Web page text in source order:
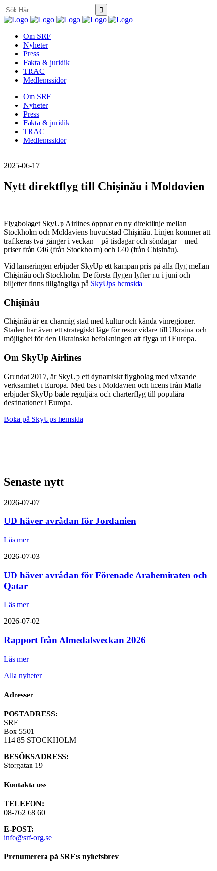
Search
for:
Om SRF
Nyheter
Press
Fakta & juridik
TRAC
Medlemssidor
Om SRF
Nyheter
Press
Fakta & juridik
TRAC
Medlemssidor
2025-06-17
Nytt direktflyg till Chișinău i Moldovien
Flygbolaget SkyUp Airlines öppnar en ny direktlinje mellan
Stockholm och Moldaviens huvudstad Chișinău. Linjen kommer att
trafikeras två gånger i veckan – på tisdagar och söndagar – med
priser från €46 (från Stockholm) och €40 (från Chișinău).
Vid lanseringen erbjuder SkyUp ett kampanjpris på alla flyg mellan
Chișinău och Stockholm. De första flygen lyfter nu i juni och
biljetter finns tillgängliga på SkyUps hemsida
Chișinău
Chișinău är en charmig stad med kultur och kända vinregioner.
Staden har även ett strategiskt läge för resor vidare till Ukraina och
möjlighet för den Ukrainska befolkningen att flyga ut i Europa.
Om SkyUp Airlines
Grundat 2017, är SkyUp ett dynamiskt flygbolag med växande
verksamhet i Europa. Med bas i Moldavien och licens från Malta
erbjuder SkyUp både reguljära och charterflyg till populära
destinationer i Europa.
Boka på SkyUps hemsida
Senaste nytt
2026-07-07
UD häver avrådan för Jordanien
Läs mer
2026-07-03
UD häver avrådan för Förenade Arabemiraten och
Qatar
Läs mer
2026-07-02
Rapport från Almedalsveckan 2026
Läs mer
Alla nyheter
Adresser
POSTADRESS:
SRF
Box 5501
114 85 STOCKHOLM
BESÖKSADRESS:
Storgatan 19
Kontakta oss
TELEFON:
08-762 68 60
E-POST:
info@srf-org.se
Prenumerera på SRF:s nyhetsbrev